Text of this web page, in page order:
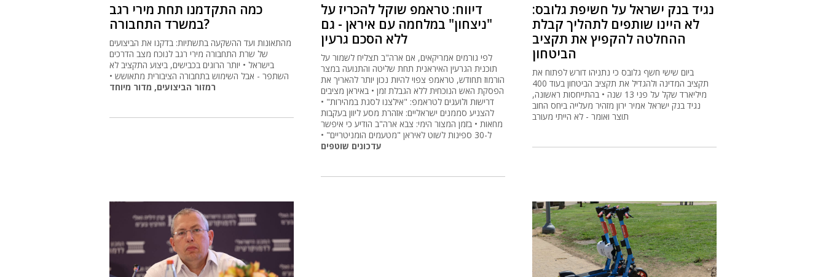
כמה התקדמנו תחת מירי רגב
במשרד התחבורה?
מהתאונות ועד ההשקעה בתשתיות: בדקנו את הביצועים
של שרת התחבורה מירי רגב לנוכח מצב הדרכים
בישראל • יותר הרוגים בכבישים, ביצוע התקציב לא
השתפר - אבל השימוש בתחבורה הציבורית מתאושש •
רמזור הביצועים, מדור מיוחד
דיווח: טראמפ שוקל להכריז על
"ניצחון" במלחמה עם איראן - גם
ללא הסכם גרעין
לפי גורמים אמריקאים, אם ארה"ב תצליח לשמור על
תוכנית הגרעין האיראנית תחת שליטה והתנועה במצר
הורמוז תחודש, טראמפ צפוי להיות נכון יותר להאריך את
הפסקת האש הנוכחית ללא הגבלת זמן • באיראן מציבים
דרישות ולועגים לטראמפ: "אילצנו לסגת במהירות" •
להצניע סממנים ישראליים: אזהרת מסע ליוון בעקבות
מחאות • בזמן המצור הימי: צבא ארה"ב הודיע כי איפשר
ל-30 ספינות לשוט לאיראן "מטעמים הומניטריים" •
עדכונים שוטפים
נגיד בנק ישראל על חשיפת גלובס:
לא היינו שותפים לתהליך קבלת
ההחלטה להקפיץ את תקציב
הביטחון
ביום שישי חשף גלובס כי נתניהו דורש לפתוח את
תקציב המדינה ולהגדיל את תקציב הביטחון בעוד 400
מיליארד שקל על פני 13 שנה • בהתייחסות ראשונה,
נגיד בנק ישראל אמיר ירון מזהיר מעלייה ביחס החוב
תוצר ואומר - לא הייתי מעורב